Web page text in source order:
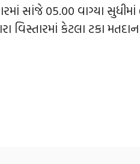
સાંજે 05.00 વાગ્યા
વિસ્તારમાં કેટલા ટકા